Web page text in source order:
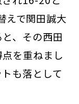
えで関田誠大
、その西田
を重ねまし
も落として